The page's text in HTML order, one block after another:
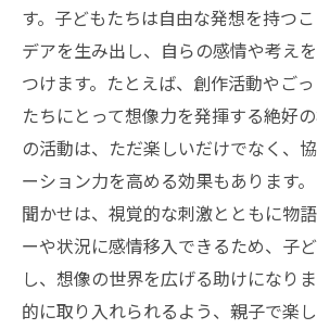
す。子どもたちは自由な発想を持つ
デアを生み出し、自らの感情や考え
つけます。たとえば、創作活動やご
たちにとって想像力を発揮する絶好
の活動は、ただ楽しいだけでなく、
ーション力を高める効果もあります
聞かせは、視覚的な刺激とともに物
ーや状況に感情移入できるため、子
し、想像の世界を広げる助けになり
的に取り入れられるよう、親子で楽